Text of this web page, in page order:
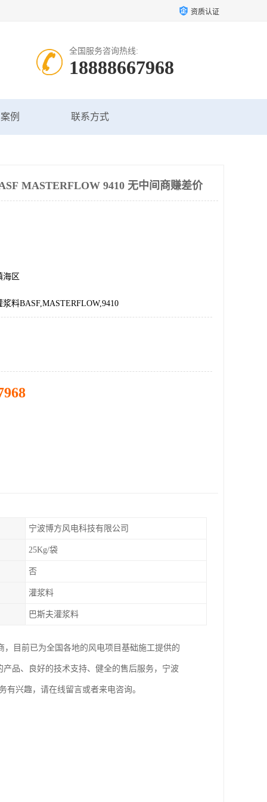
资质认证
全国服务咨询热线:
18888667968
例 联系方式
MASTERFLOW 9410 无中间商赚差价
海区
料BASF,MASTERFLOW,9410
宁波博方风电科技有限公司
25Kg/袋
否
灌浆料
巴斯夫灌浆料
目前已为全国各地的风电项目基础施工提供的
品、良好的技术支持、健全的售后服务，宁波
兴趣，请在线留言或者来电咨询。